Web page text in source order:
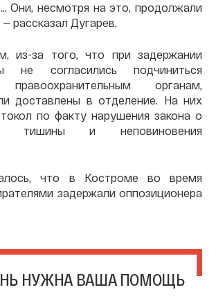
Они, несмотря на это, продолжали
рассказал Дугарев.
из-за того, что при задержании
не согласились подчиниться
правоохранительным органам,
доставлены в отделение. На них
по факту нарушения закона о
тишины и неповиновения
что в Костроме во время
задержали оппозиционера
НУЖНА ВАША ПОМОЩЬ